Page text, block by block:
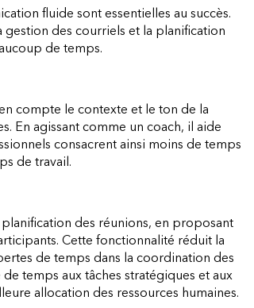
fluide sont essentielles au succès.
des courriels et la planification
de temps.
compte le contexte et le ton de la
En agissant comme un coach, il aide
consacrent ainsi moins de temps
de travail.
des réunions, en proposant
Cette fonctionnalité réduit la
de temps dans la coordination des
temps aux tâches stratégiques et aux
allocation des ressources humaines.